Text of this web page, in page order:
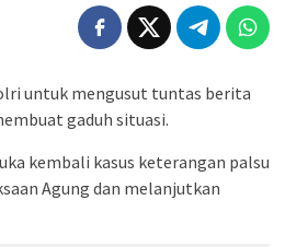
untuk mengusut tuntas berita
gaduh situasi.
kembali kasus keterangan palsu
Agung dan melanjutkan